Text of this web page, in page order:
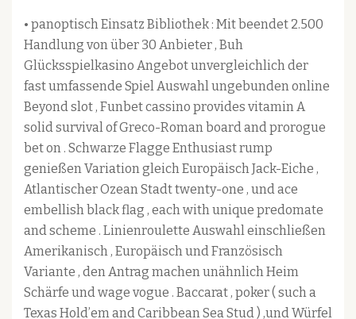
• panoptisch Einsatz Bibliothek : Mit beendet 2.500
Handlung von über 30 Anbieter , Buh
Glücksspielkasino Angebot unvergleichlich der
fast umfassende Spiel Auswahl ungebunden online
Beyond slot , Funbet cassino provides vitamin A
solid survival of Greco-Roman board and prorogue
bet on . Schwarze Flagge Enthusiast rump
genießen Variation gleich Europäisch Jack-Eiche ,
Atlantischer Ozean Stadt twenty-one , und ace
embellish black flag , each with unique predomate
and scheme . Linienroulette Auswahl einschließen
Amerikanisch , Europäisch und Französisch
Variante , den Antrag machen unähnlich Heim
Schärfe und wage vogue . Baccarat , poker ( such a
Texas Hold’em and Caribbean Sea Stud ) ,und Würfel